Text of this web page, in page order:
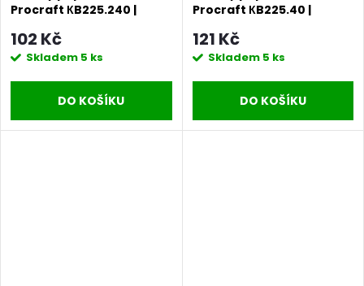
Procraft КB225.240 |
102 Kč
Skladem 5 ks
DO KOŠÍKU
Procraft КB225.40 |
121 Kč
Skladem 5 ks
DO KOŠÍKU